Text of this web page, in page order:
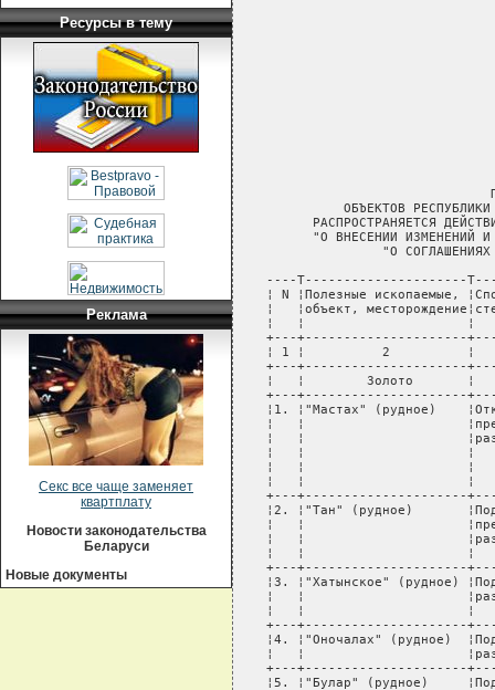
Ресурсы в тему
Реклама
Секс все чаще заменяет
квартплату
Новости законодательства
Беларуси
Новые документы